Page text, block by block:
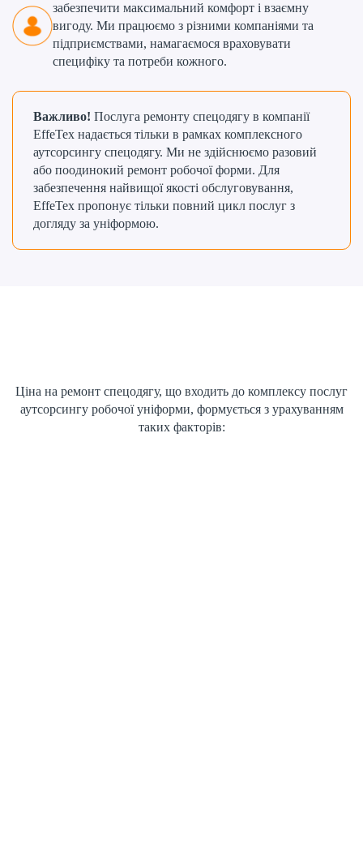
забезпечити максимальний комфорт і взаємну
вигоду. Ми працюємо з різними компаніями та
підприємствами, намагаємося враховувати
специфіку та потреби кожного.
Важливо! Послуга ремонту спецодягу в компанії
EffeTex надається тільки в рамках комплексного
аутсорсингу спецодягу. Ми не здійснюємо разовий
або поодинокий ремонт робочої форми. Для
забезпечення найвищої якості обслуговування,
EffeTex пропонує тільки повний цикл послуг з
догляду за уніформою.
Ціна на ремонт спецодягу, що входить до комплексу послуг
аутсорсингу робочої уніформи, формується з урахуванням
таких факторів: